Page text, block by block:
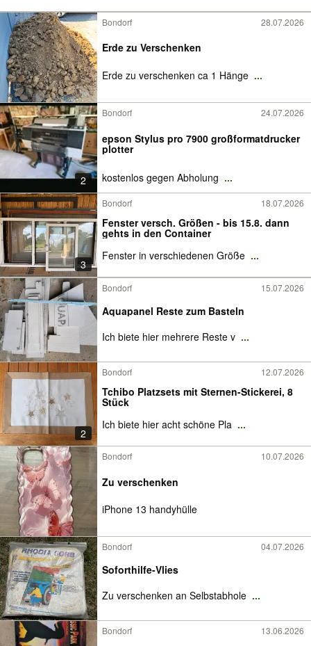
Bondorf 28.07.2026
Erde zu Verschenken
Erde zu verschenken ca 1 Hänge ...
2
Bondorf 24.07.2026
epson Stylus pro 7900 großformatdrucker
plotter
kostenlos gegen Abholung ...
3
Bondorf 18.07.2026
Fenster versch. Größen - bis 15.8. dann
gehts in den Container
Fenster in verschiedenen Größe ...
Bondorf 15.07.2026
Aquapanel Reste zum Basteln
Ich biete hier mehrere Reste v ...
2
Bondorf 12.07.2026
Tchibo Platzsets mit Sternen-Stickerei, 8
Stück
Ich biete hier acht schöne Pla ...
Bondorf 10.07.2026
Zu verschenken
iPhone 13 handyhülle
Bondorf 04.07.2026
Soforthilfe-Vlies
Zu verschenken an Selbstabhole ...
Bondorf 13.06.2026